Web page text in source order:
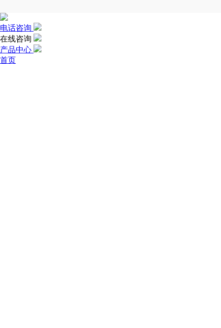
电话咨询
在线咨询
产品中心
首页